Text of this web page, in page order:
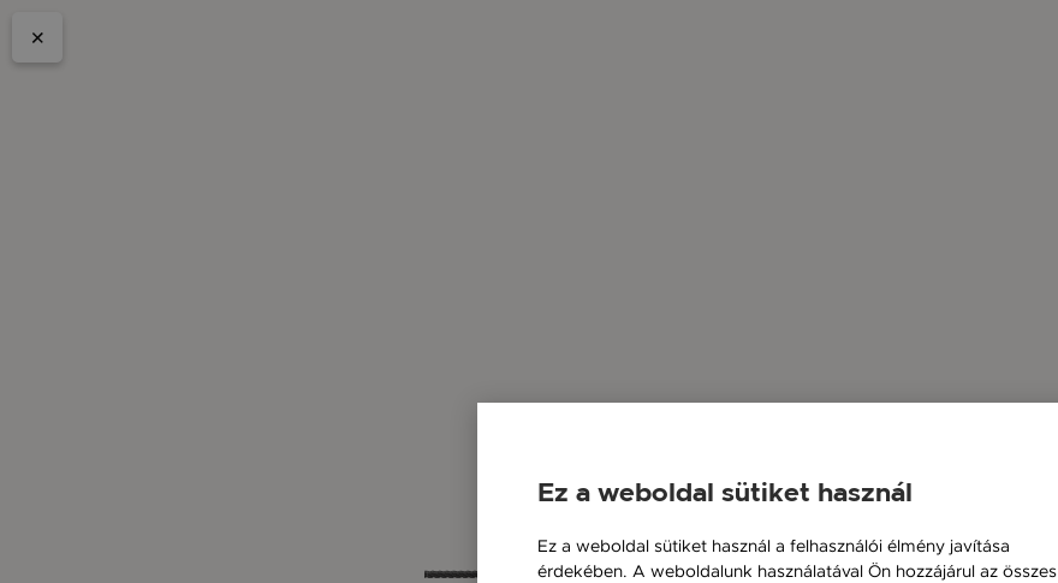
Ez a weboldal sütiket használ
Ez a weboldal sütiket használ a felhasználói élmény javítása
érdekében. A weboldalunk használatával Ön hozzájárul az összes